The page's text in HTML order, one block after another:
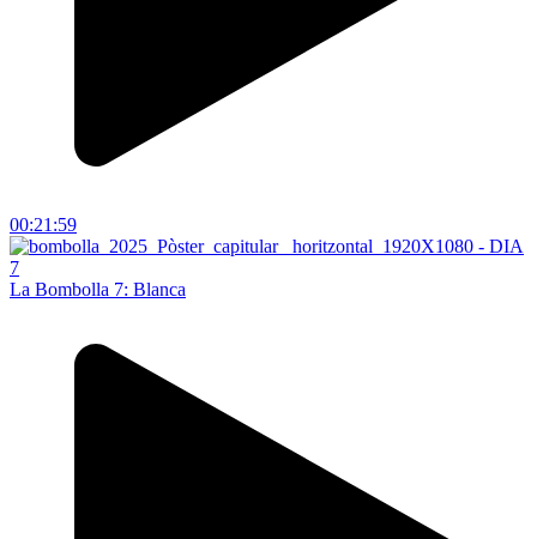
00:21:59
La Bombolla 7: Blanca